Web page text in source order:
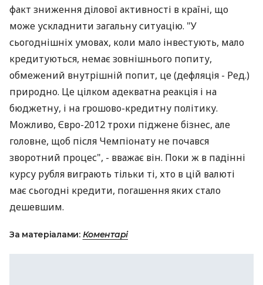
факт зниження ділової активності в країні, що
може ускладнити загальну ситуацію. "У
сьогоднішніх умовах, коли мало інвестують, мало
кредитуються, немає зовнішнього попиту,
обмежений внутрішній попит, це (дефляція - Ред.)
природно. Це цілком адекватна реакція і на
бюджетну, і на грошово-кредитну політику.
Можливо, Євро-2012 трохи піджене бізнес, але
головне, щоб після Чемпіонату не почався
зворотний процес", - вважає він. Поки ж в падінні
курсу рубля виграють тільки ті, хто в цій валюті
має сьогодні кредити, погашення яких стало
дешевшим.
За матеріалами: Коментарі